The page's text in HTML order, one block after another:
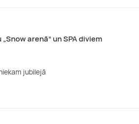
arenā“ un SPA diviem
jubilejā